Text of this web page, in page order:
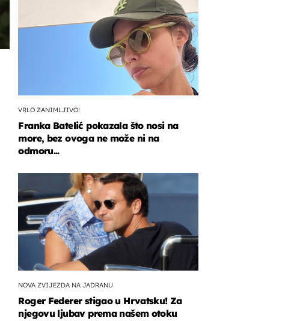
VRLO ZANIMLJIVO!
Franka Batelić pokazala što nosi na
more, bez ovoga ne može ni na
odmoru...
NOVA ZVIJEZDA NA JADRANU
Roger Federer stigao u Hrvatsku! Za
njegovu ljubav prema našem otoku